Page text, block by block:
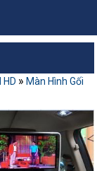
HD » Màn Hình Gối